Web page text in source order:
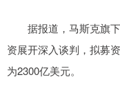
据报道，马斯克旗下
资展开深入谈判，拟募
为2300亿美元。